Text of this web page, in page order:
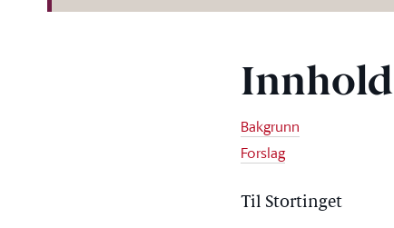
Innhold
Bakgrunn
Forslag
Til Stortinget